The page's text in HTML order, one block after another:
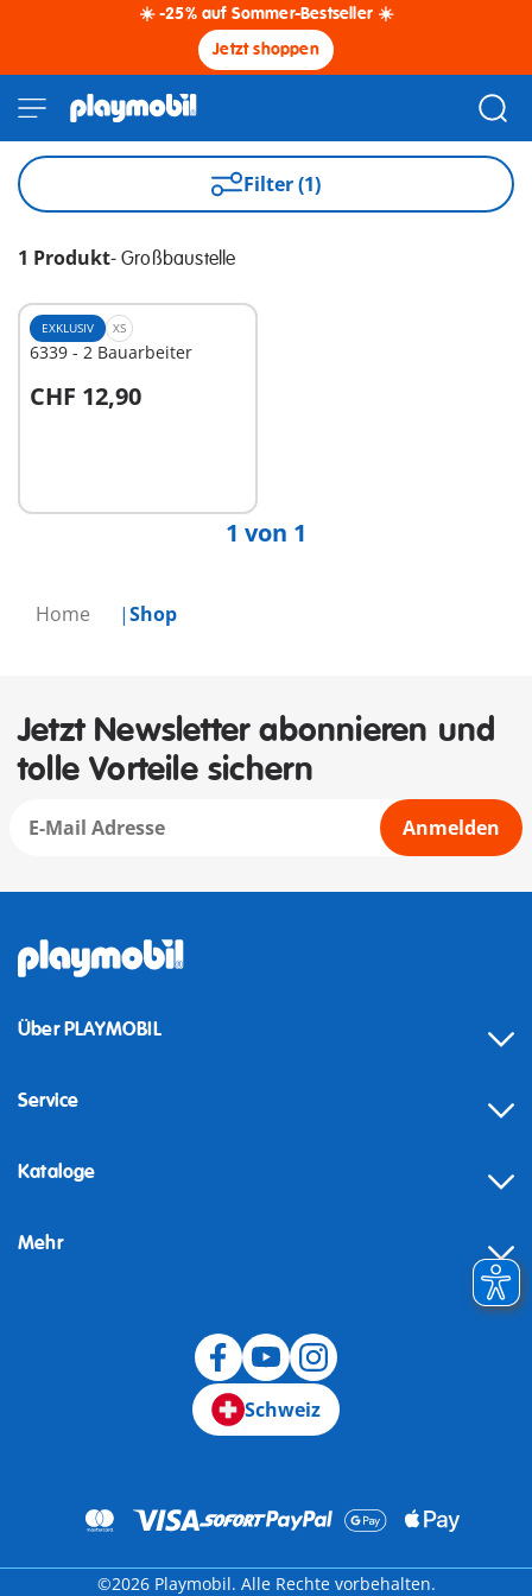
☀️ -25% auf Sommer-Bestseller ☀️
Jetzt shoppen
Home Shop
Filter (1)
1 Produkt- Großbaustelle
EXKLUSIV XS
6339 - 2 Bauarbeiter
CHF 12,90
In den Warenkorb
1 von 1
Jetzt Newsletter abonnieren und
tolle Vorteile sichern
Anmelden
Über PLAYMOBIL
Service
Kataloge
Mehr
Schweiz
©2026 Playmobil. Alle Rechte vorbehalten.